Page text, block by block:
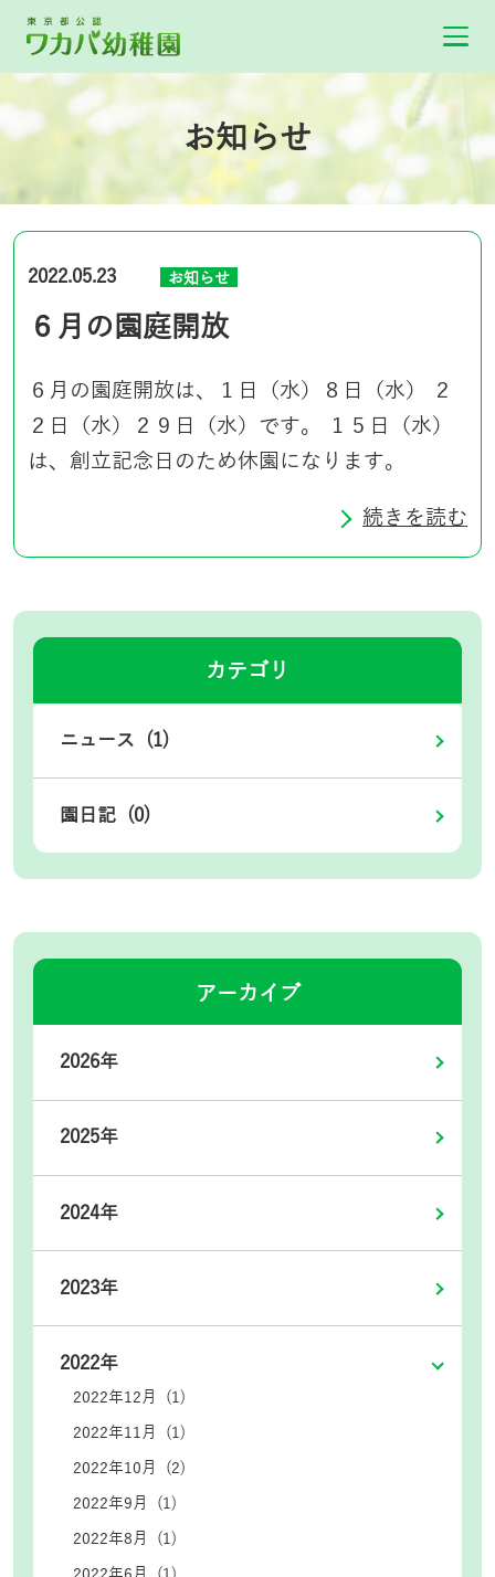
お知らせ
2022.05.23 お知らせ
６月の園庭開放
６月の園庭開放は、１日（水）８日（水） ２
２日（水）２９日（水）です。 １５日（水）
は、創立記念日のため休園になります。
続きを読む
カテゴリ
ニュース (1)
園日記 (0)
アーカイブ
2026年
2025年
2024年
2023年
2022年
2022年12月 (1)
2022年11月 (1)
2022年10月 (2)
2022年9月 (1)
2022年8月 (1)